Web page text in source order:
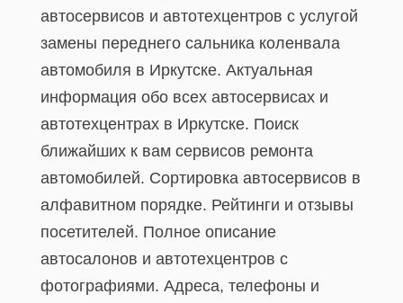
автосервисов и автотехцентров с услугой
замены переднего сальника коленвала
автомобиля в Иркутске. Актуальная
информация обо всех автосервисах и
автотехцентрах в Иркутске. Поиск
ближайших к вам сервисов ремонта
автомобилей. Сортировка автосервисов в
алфавитном порядке. Рейтинги и отзывы
посетителей. Полное описание
автосалонов и автотехцентров с
фотографиями. Адреса, телефоны и